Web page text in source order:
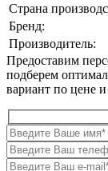
Страна
Бренд:
Производитель:
Предоставим
подберем
вариант по цене